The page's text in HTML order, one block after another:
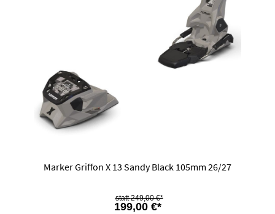
Marker Griffon X 13 Sandy Black 105mm 26/27
199,00 €*
249,00 €*